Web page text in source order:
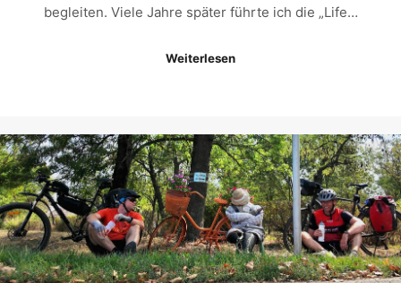
begleiten. Viele Jahre später führte ich die „Life…
Weiterlesen